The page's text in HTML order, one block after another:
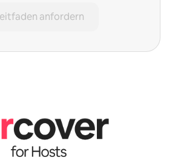
anfordern